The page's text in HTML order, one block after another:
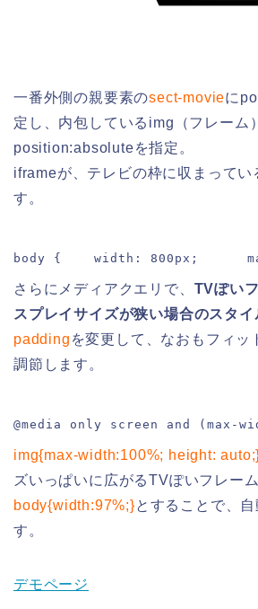
一番外側の親要素のsect-movieに
定し、内包しているimg（フレーム
position:absoluteを指定。
iframeが、テレビの枠に収まってい
す。
body {    width: 800px;
さらにメディアクエリで、 TVぽい
スプレイサイズが狭い場合のスタイ
padding を変更して、なおもフィッ
調節します。
@media only screen and
img{max-width:100%; height:
ズいっぱいに広がるTVぽいフレーム
body{width:97%;}とすることで、
す。
デモページ